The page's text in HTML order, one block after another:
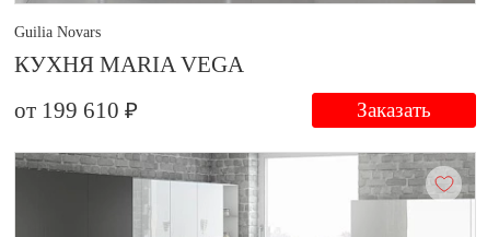
Guilia Novars
КУХНЯ MARIA VEGA
от 199 610 ₽
Заказать